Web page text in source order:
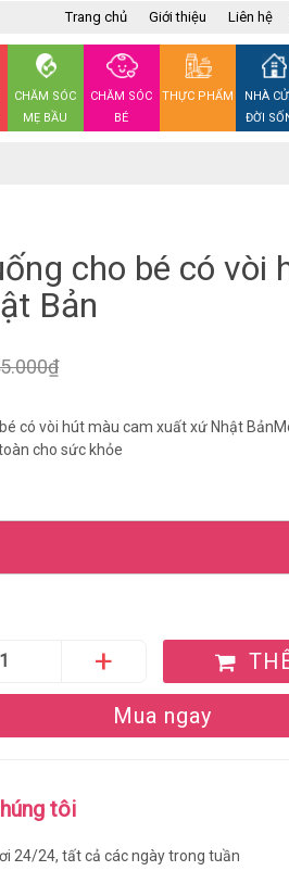
Trang chủ Giới thiệu Liên hệ
CHĂM SÓC
MẸ BẦU
CHĂM SÓC
BÉ
THỰC PHẨM
NHÀ
ĐỜI
cho bé có vòi
Bản
có vòi hút màu cam xuất xứ Nhật
cho sức khỏe
Mua ngay
tôi
24/24, tất cả các ngày trong tuần